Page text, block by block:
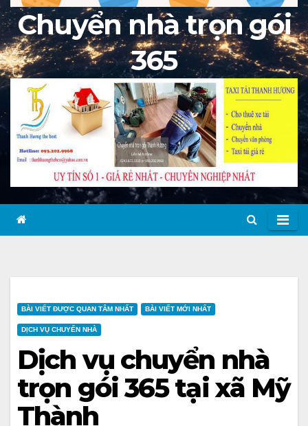
Chuyển nhà trọn gói
365
BÀI VIẾT ĐƯỢC QUAN TÂM NHẤT BÀI VIẾT MỚI NHẤT
DỊCH VỤ CHUYỂN NHÀ
Dịch vụ chuyển nhà
trọn gói 365 tại xã Mỹ
Thành